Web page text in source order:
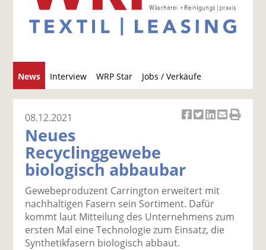
News Interview WRP Star Jobs / Verkäufe
u
c
el
a
uf
F
ac
e
wi
tt
er
n
uf
Li
n
k
er
m
ai
e
08.12.2021
Neues
Recyclinggewebe
biologisch abbaubar
Gewebeproduzent Carrington erweitert mit
nachhaltigen Fasern sein Sortiment. Dafür
kommt laut Mitteilung des Unternehmens zum
ersten Mal eine Technologie zum Einsatz, die
Synthetikfasern biologisch abbaut.